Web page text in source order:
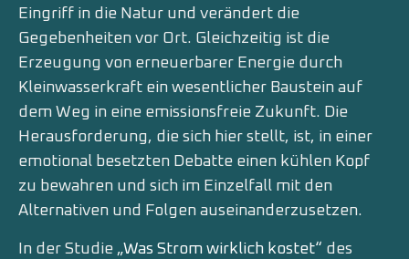
Eingriff in die Natur und verändert die
Gegebenheiten vor Ort. Gleichzeitig ist die
Erzeugung von erneuerbarer Energie durch
Kleinwasserkraft ein wesentlicher Baustein auf
dem Weg in eine emissionsfreie Zukunft. Die
Herausforderung, die sich hier stellt, ist, in einer
emotional besetzten Debatte einen kühlen Kopf
zu bewahren und sich im Einzelfall mit den
Alternativen und Folgen auseinanderzusetzen.
In der Studie „Was Strom wirklich kostet“ des